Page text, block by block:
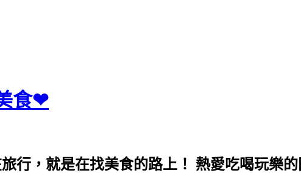
食❤
行，就是在找美食的路上！ 熱愛吃喝玩樂